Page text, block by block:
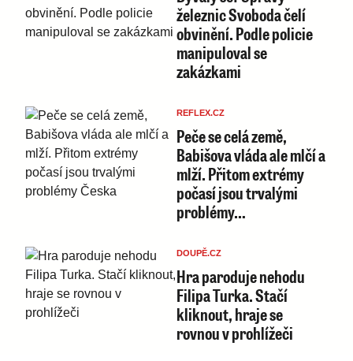
železnic Svoboda čelí
obvinění. Podle policie
manipuloval se
zakázkami
REFLEX.CZ
Peče se celá země,
Babišova vláda ale mlčí a
mlží. Přitom extrémy
počasí jsou trvalými
problémy…
DOUPĚ.CZ
Hra paroduje nehodu
Filipa Turka. Stačí
kliknout, hraje se
rovnou v prohlížeči